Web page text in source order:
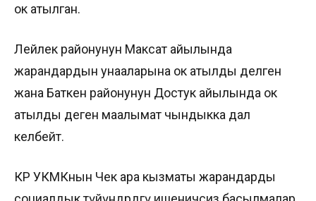
ок атылган.
Лейлек районунун Максат айылында
жарандардын унааларына ок атылды делген
жана Баткен районунун Достук айылында ок
атылды деген маалымат чындыкка дал
келбейт.
КР УКМКнын Чек ара кызматы жарандарды